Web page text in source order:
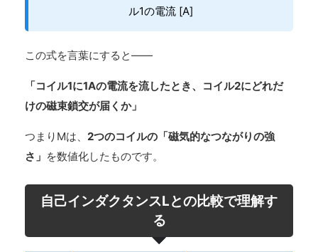
ル1の電流 [A]
この式を言葉にすると——
「コイル1に1Aの電流を流したとき、コイル2にどれだ
けの磁束鎖交が届くか」
つまりMは、 2つのコイルの「磁気的なつながりの強
さ」 を数値化したものです。
自己インダクタンスLとの比較で理解す
る